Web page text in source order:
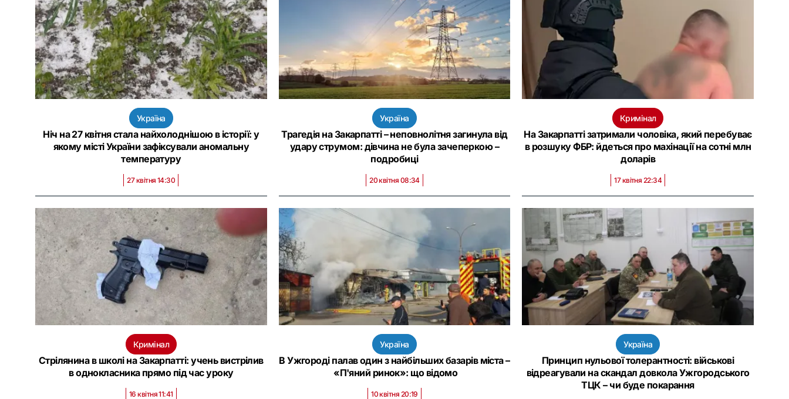
Україна
Ніч на 27 квітня стала найхолоднішою в історії: у
якому місті України зафіксували аномальну
температуру
27 квітня 14:30
Україна
Трагедія на Закарпатті – неповнолітня загинула від
удару струмом: дівчина не була зачеперкою –
подробиці
20 квітня 08:34
Кримінал
На Закарпатті затримали чоловіка, який перебуває
в розшуку ФБР: йдеться про махінації на сотні млн
доларів
17 квітня 22:34
Кримінал
Стрілянина в школі на Закарпатті: учень вистрілив
в однокласника прямо під час уроку
16 квітня 11:41
Україна
В Ужгороді палав один з найбільших базарів міста –
«П'яний ринок»: що відомо
10 квітня 20:19
Україна
Принцип нульової толерантності: військові
відреагували на скандал довкола Ужгородського
ТЦК – чи буде покарання